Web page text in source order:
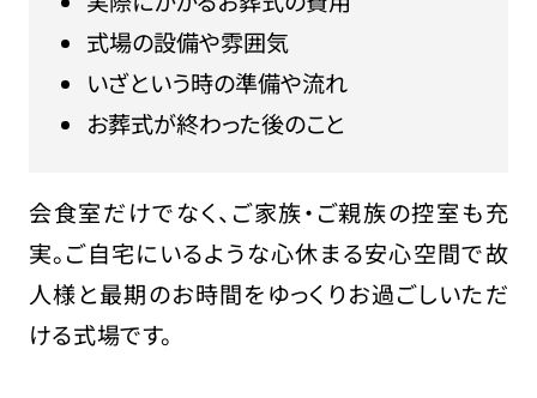
式場の設備や雰囲気
いざという時の準備や流れ
お葬式が終わった後のこと
会食室だけでなく、ご家族・ご親族の控室も充
実。ご自宅にいるような心休まる安心空間で故
人様と最期のお時間をゆっくりお過ごしいただ
ける式場です。